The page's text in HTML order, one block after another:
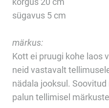
sügavus 5 cm
märkus:
Kott ei pruugi kohe laos
neid vastavalt
nädala jooksul.
palun tellimisel